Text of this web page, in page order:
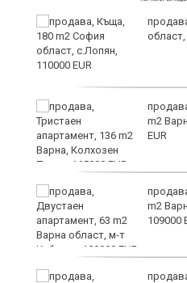
област,
m2
EUR
m2
109000